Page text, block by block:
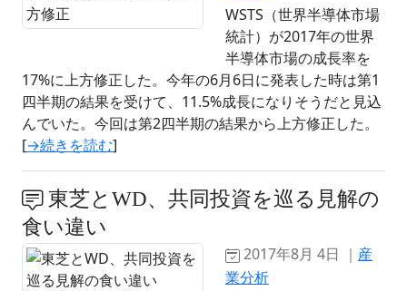
WSTS（世界半導体市場
統計）が2017年の世界
半導体市場の成長率を
17%に上方修正した。今年の6月6日に発表した時は第1
四半期の結果を受けて、11.5%成長になりそうだと見込
んでいた。今回は第2四半期の結果から上方修正した。
[→続きを読む]
東芝とWD、共同投資を巡る見解の
食い違い
2017年8月 4日 ｜ 産
業分析